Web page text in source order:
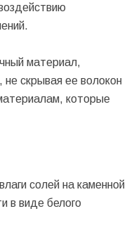
материал,
скрывая ее волокон
которые
солей на каменной
в виде белого